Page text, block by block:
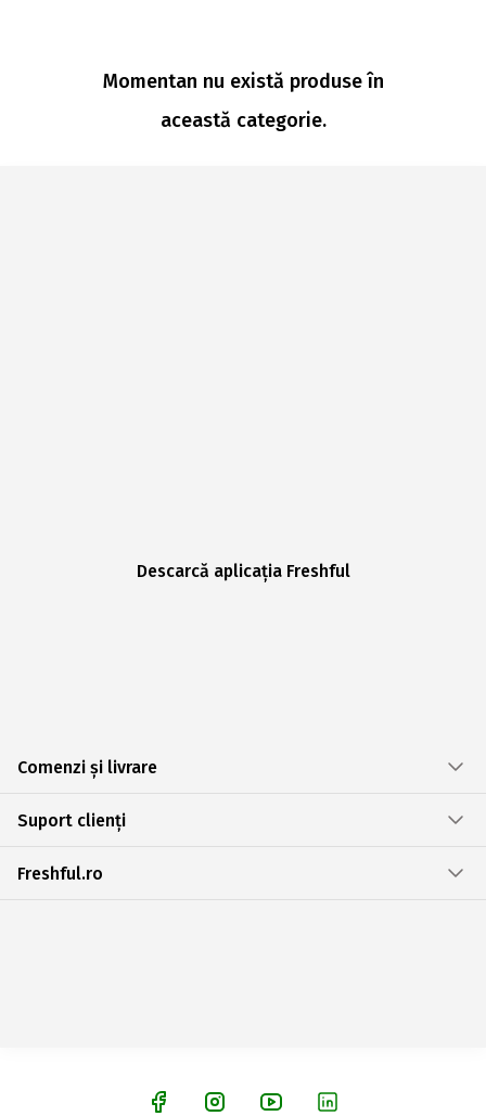
Momentan nu există produse în
această categorie.
Descarcă aplicația Freshful
Comenzi și livrare
Suport clienți
Freshful.ro